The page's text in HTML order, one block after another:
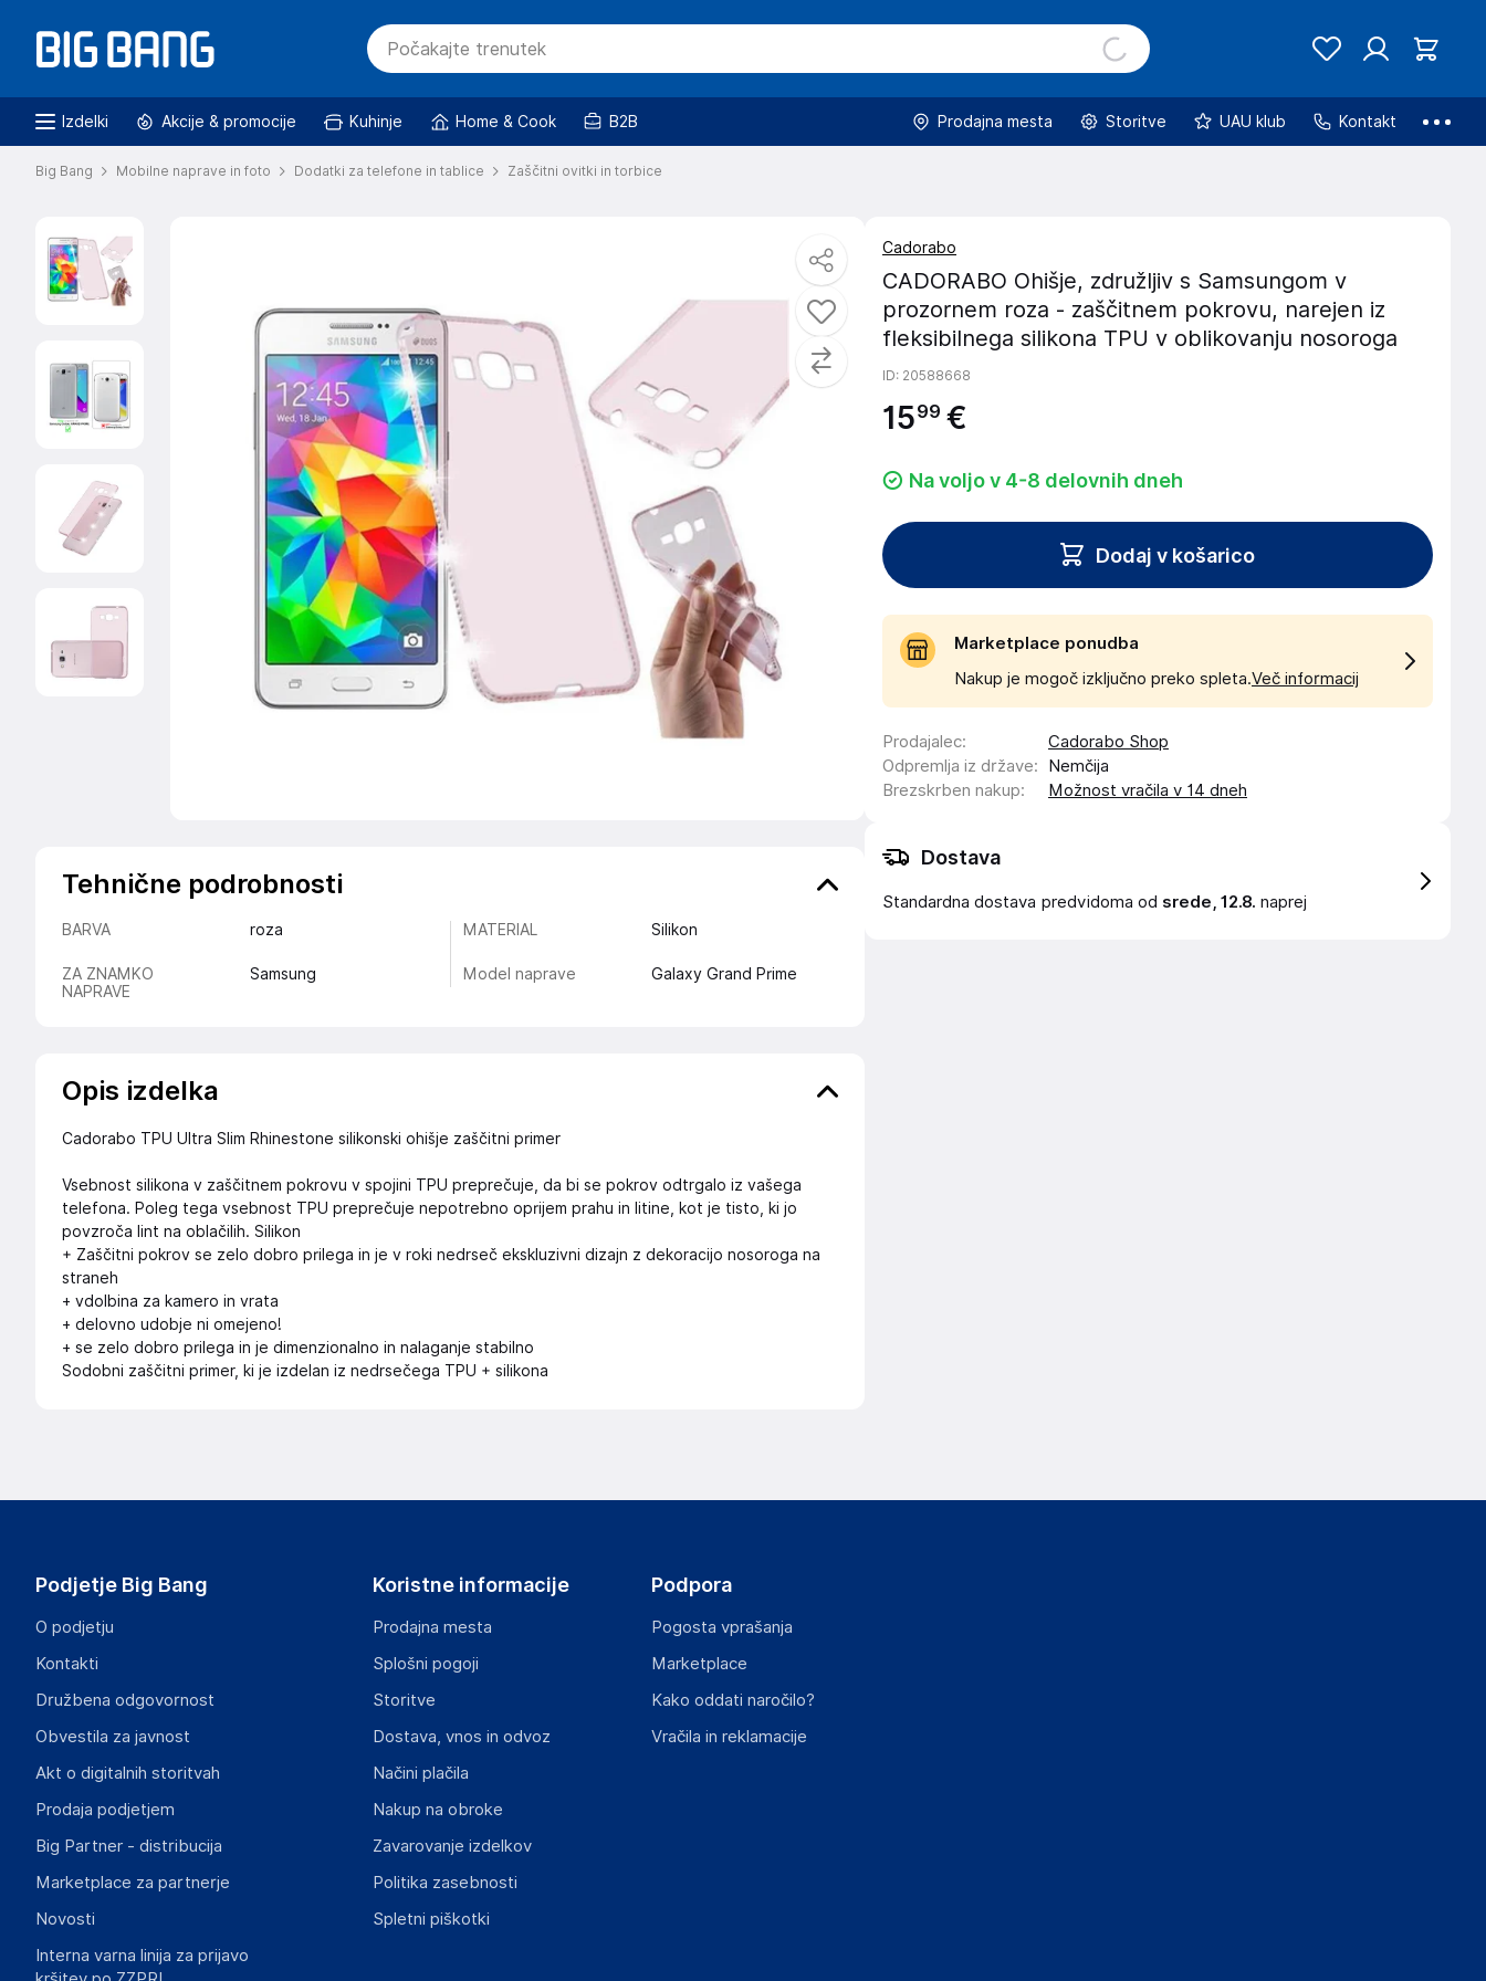
Izdelki Akcije & promocije Kuhinje Home & Cook B2B Prodajna mesta Storitve UAU klub Kontakt
Big Bang Mobilne naprave in foto Dodatki za telefone in tablice Zaščitni ovitki in torbice
Tehnične podrobnosti
BARVA roza MATERIAL Silikon
ZA ZNAMKO
NAPRAVE
Samsung Model naprave Galaxy Grand Prime
Opis izdelka
Cadorabo TPU Ultra Slim Rhinestone silikonski ohišje zaščitni primer
Vsebnost silikona v zaščitnem pokrovu v spojini TPU preprečuje, da bi se pokrov odtrgalo iz vašega
telefona. Poleg tega vsebnost TPU preprečuje nepotrebno oprijem prahu in litine, kot je tisto, ki jo
povzroča lint na oblačilih. Silikon
+ Zaščitni pokrov se zelo dobro prilega in je v roki nedrseč ekskluzivni dizajn z dekoracijo nosoroga na
straneh
+ vdolbina za kamero in vrata
+ delovno udobje ni omejeno!
+ se zelo dobro prilega in je dimenzionalno in nalaganje stabilno
Sodobni zaščitni primer, ki je izdelan iz nedrsečega TPU + silikona
Cadorabo
CADORABO Ohišje, združljiv s Samsungom v
prozornem roza - zaščitnem pokrovu, narejen iz
fleksibilnega silikona TPU v oblikovanju nosoroga
ID: 20588668
1599 €
Na voljo v 4-8 delovnih dneh
Dodaj v košarico
Marketplace ponudba
Nakup je mogoč izključno preko spleta.Več informacij
Prodajalec:
Cadorabo Shop
Odpremlja iz države:
Nemčija
Brezskrben nakup: Možnost vračila v 14 dneh
Dostava
Standardna dostava predvidoma od srede, 12.8. naprej
Podjetje Big Bang
O podjetju
Kontakti
Družbena odgovornost
Obvestila za javnost
Akt o digitalnih storitvah
Prodaja podjetjem
Big Partner - distribucija
Marketplace za partnerje
Novosti
Interna varna linija za prijavo
Koristne informacije
Prodajna mesta
Splošni pogoji
Storitve
Dostava, vnos in odvoz
Načini plačila
Nakup na obroke
Zavarovanje izdelkov
Politika zasebnosti
Spletni piškotki
Podpora
Pogosta vprašanja
Marketplace
Kako oddati naročilo?
Vračila in reklamacije